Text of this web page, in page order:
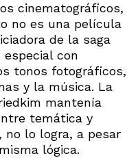
cinematográficos,
no es una película
de la saga
especial con
tonos fotográficos,
y la música. La
mantenía
temática y
lo logra, a pesar
lógica.